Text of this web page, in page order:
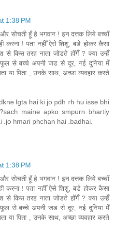
1:38 PM
सोचती हूँ हे भगवान ! इन दत्तक लिये बच्चोँ
करना ! पता नहीँ ऐसे शिशु, बडे होकर कैसा
किस तरह नाता जोडते होँगेँ ? क्या उन्हेँ
फूल से बच्चे अपनी जड से दूर, नई दुनिया मेँ
या पिता , उनके साथ, अच्छा व्यवहार करते
lgta hai ki jo pdh rh hu isse bhi
maine apko smpurn bhartiy
.jo hmari phchan hai .badhai.
1:38 PM
सोचती हूँ हे भगवान ! इन दत्तक लिये बच्चोँ
करना ! पता नहीँ ऐसे शिशु, बडे होकर कैसा
किस तरह नाता जोडते होँगेँ ? क्या उन्हेँ
फूल से बच्चे अपनी जड से दूर, नई दुनिया मेँ
या पिता , उनके साथ, अच्छा व्यवहार करते